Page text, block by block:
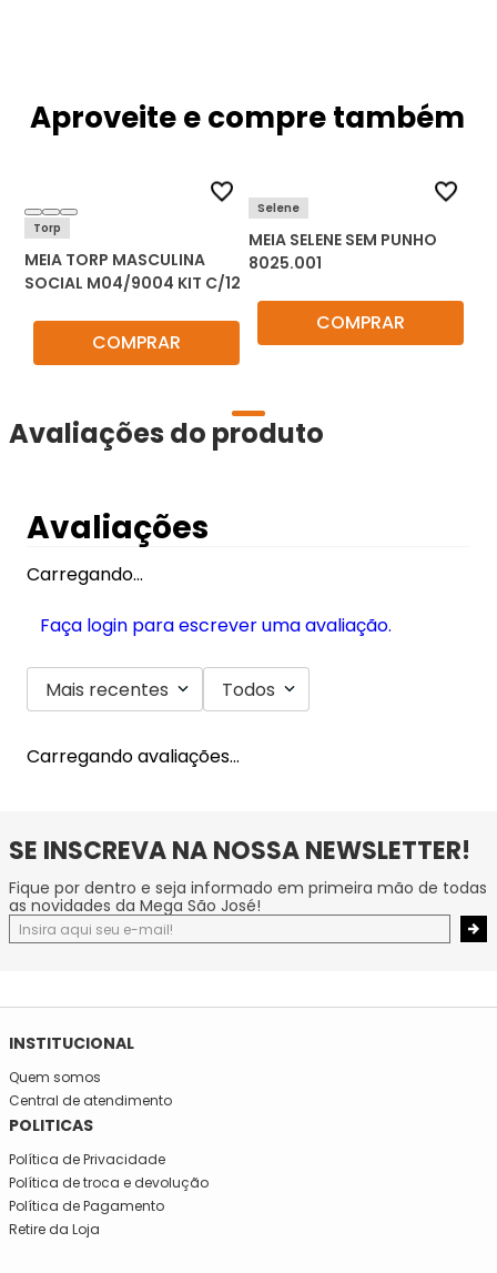
Aproveite e compre também
Torp
MEIA TORP MASCULINA
SOCIAL M04/9004 KIT C/12
COMPRAR
Selene
MEIA SELENE SEM PUNHO
8025.001
COMPRAR
Avaliações do produto
Avaliações
Carregando…
Faça login para escrever uma avaliação.
Mais recentes Todos
Carregando avaliações…
SE INSCREVA NA NOSSA NEWSLETTER!
Fique por dentro e seja informado em primeira mão de todas
as novidades da Mega São José!
INSTITUCIONAL
Quem somos
Central de atendimento
POLITICAS
Política de Privacidade
Política de troca e devolução
Política de Pagamento
Retire da Loja